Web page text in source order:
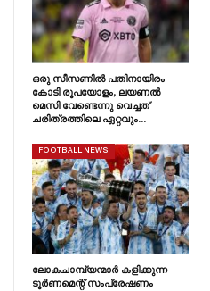
ഒരു സീസണിൽ പതിനായിരം
കോടി രൂപയോളം, ലയണൽ
മെസി വേണ്ടെന്നു വെച്ചത്
ചരിത്രത്തിലെ ഏറ്റവും…
FOOTBALL NEWS
ലോകചാമ്പ്യന്മാർ കളിക്കുന്ന
ടൂർണമെന്റ് സംപ്രേഷണം